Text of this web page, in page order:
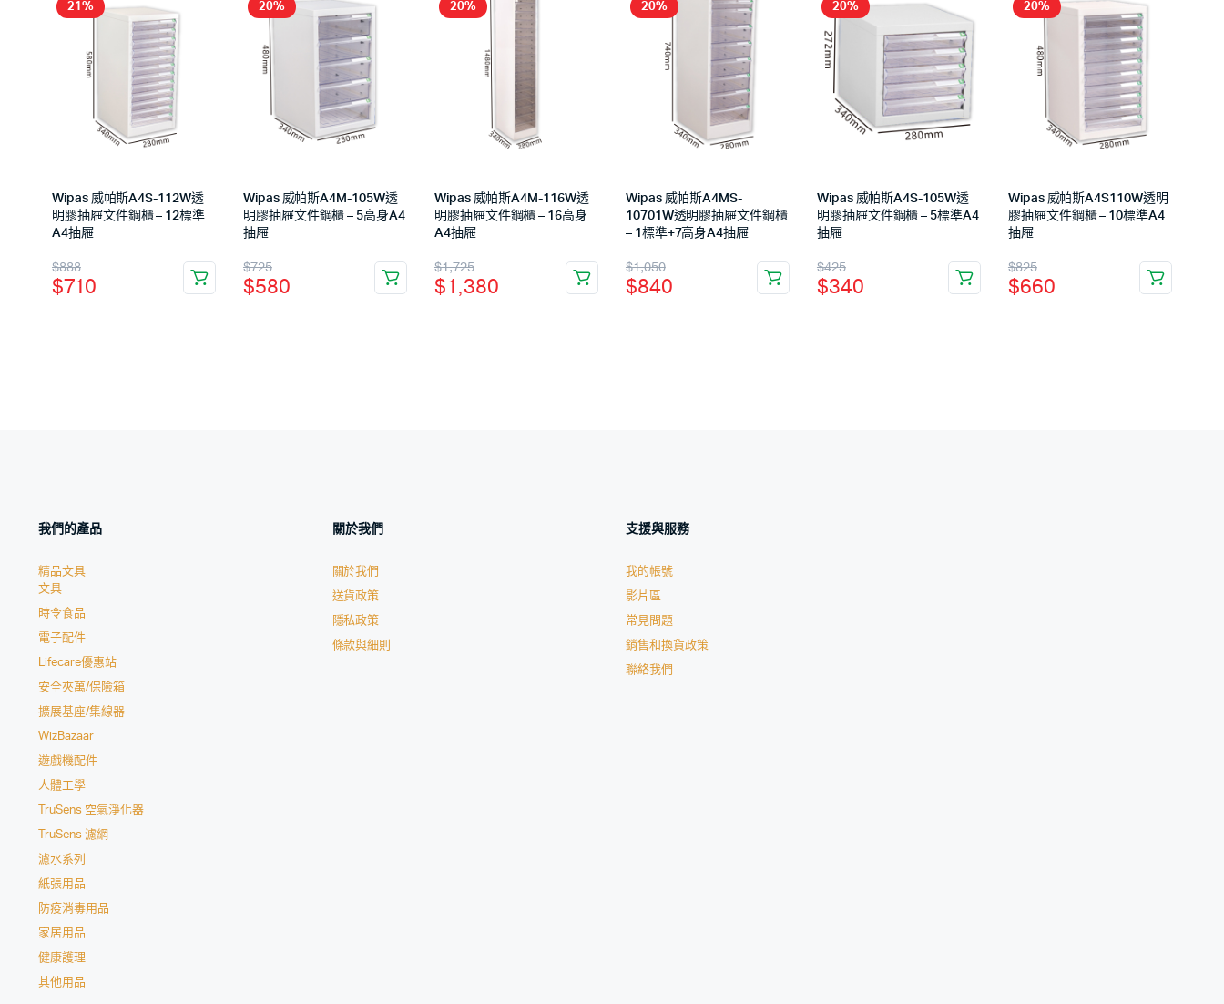
21%
Wipas 威帕斯A4S-112W透
明膠抽屜文件鋼櫃 – 12標準
A4抽屜
$888
$710
20%
Wipas 威帕斯A4M-105W透
明膠抽屜文件鋼櫃 – 5高身A4
抽屜
$725
$580
20%
Wipas 威帕斯A4M-116W透
明膠抽屜文件鋼櫃 – 16高身
A4抽屜
$1,725
$1,380
20%
Wipas 威帕斯A4MS-
10701W透明膠抽屜文件鋼櫃
– 1標準+7高身A4抽屜
$1,050
$840
20%
Wipas 威帕斯A4S-105W透
明膠抽屜文件鋼櫃 – 5標準A4
抽屜
$425
$340
20%
Wipas 威帕斯A4S110W透明
膠抽屜文件鋼櫃 – 10標準A4
抽屜
$825
$660
我們的產品
精品文具
文具
時令食品
電子配件
Lifecare優惠站
安全夾萬/保險箱
擴展基座/集線器
WizBazaar
遊戲機配件
人體工學
TruSens 空氣淨化器
TruSens 濾網
濾水系列
紙張用品
防疫消毒用品
家居用品
健康護理
其他用品
關於我們
關於我們
送貨政策
隱私政策
條款與細則
支援與服務
我的帳號
影片區
常見問題
銷售和換貨政策
聯絡我們